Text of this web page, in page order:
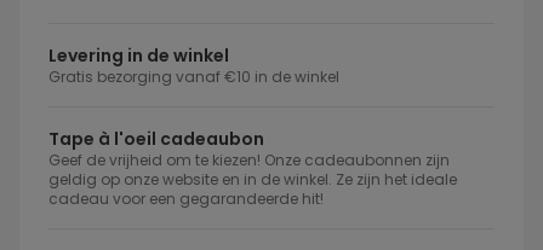
Levering in de winkel
Gratis bezorging vanaf €10 in de winkel
Tape à l'oeil cadeaubon
Geef de vrijheid om te kiezen! Onze cadeaubonnen zijn
geldig op onze website en in de winkel. Ze zijn het ideale
cadeau voor een gegarandeerde hit!